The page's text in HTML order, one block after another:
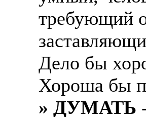
требующий
Дело бы
Хороша бы
» ДУМАТЬ